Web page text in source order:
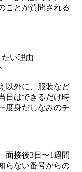
ことが質問される
い理由
以外に、服装など
日はできるだけ時
度身だしなみのチ
面接後3日〜1週間
らない番号からの